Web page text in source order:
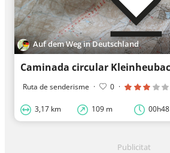
Auf dem Weg in Deutschland
Ruta de senderisme · 0 ·
3,17 km 109 m 00h48
Publicitat